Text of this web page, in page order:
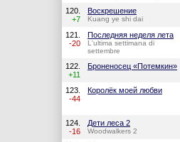
120.
+7
Воскрешение
Kuang ye shi dai
121.
-20
Последняя неделя лета
L'ultima settimana di
settembre
122.
+11
Броненосец «Потемкин»
123.
-44
Королёк моей любви
124.
-16
Дети леса 2
Woodwalkers 2